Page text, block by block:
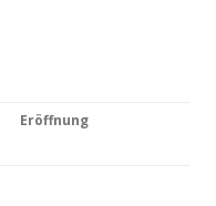
Eröffnung